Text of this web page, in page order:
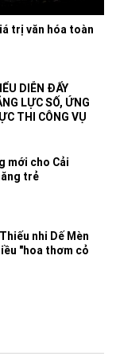
trị văn hóa toàn
DIỄN ĐẨY
LỰC SỐ, ỨNG
THI CÔNG VỤ
mới cho Cải
trẻ
nhi Dế Mèn
"hoa thơm cỏ